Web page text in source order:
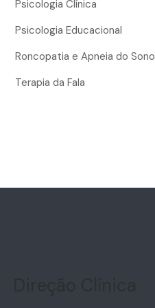
Psicologia Clínica
Psicologia Educacional
Roncopatia e Apneia do Sono
Terapia da Fala